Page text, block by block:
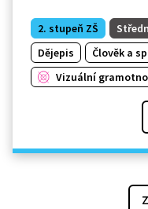
2. stupeň ZŠ
Dějepis
Člověk a
Vizuální